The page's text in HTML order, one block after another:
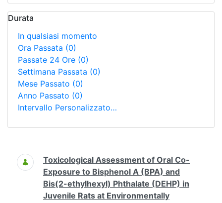
Durata
In qualsiasi momento
Ora Passata (0)
Passate 24 Ore (0)
Settimana Passata (0)
Mese Passato (0)
Anno Passato (0)
Intervallo Personalizzato…
Ricerca
Toxicological Assessment of Oral Co-
Exposure to Bisphenol A (BPA) and
Bis(2-ethylhexyl) Phthalate (DEHP) in
Juvenile Rats at Environmentally